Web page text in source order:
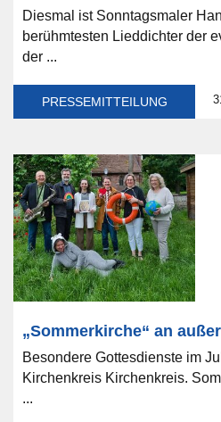
Diesmal ist Sonntagsmaler
berühmtesten Lieddichter der
der ...
PRESSEMITTEILUNG
„Sommerkirche“ an
Besondere Gottesdienste im
Kirchenkreis Kirchenkreis.
...